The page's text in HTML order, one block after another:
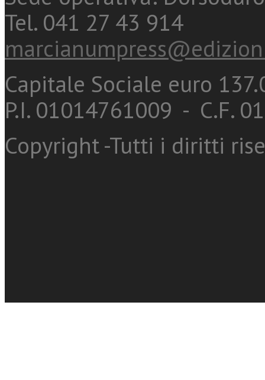
Tel. 041 27 43 914
Capitale Sociale euro
P.I. 01014761009 - C.F.
Copyright -Tutti i diritti